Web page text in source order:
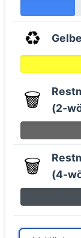
♻️
🗑️
(2-
🗑️
(4-